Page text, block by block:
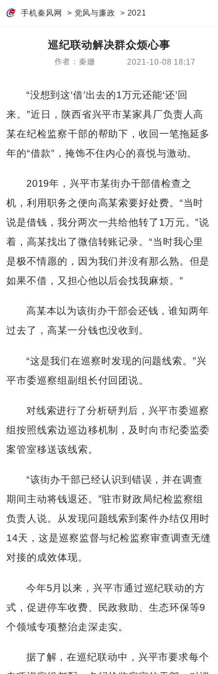
手机秦风网 > 党风与廉政 > 2021
巡纪联动解决群众烦心事
作者：秦姗 2021-10-08 18:17
“没想到这‘借’出去的1万元还能‘还’回
来。”近日，陕西省兴平市某家具厂负责人高
某在纪检监察干部的帮助下，收回一笔拖延多
年的“借款”，掩饰不住内心的喜悦与激动。
2019年，兴平市某街办干部借检查之
机，利用职务之便向高某索要好处费。“当时
说是借钱，我分两次一共给他转了1万元。”说
着，高某找出了微信转账记录。“当时我心里
是极不情愿的，因为我们并没有那么熟。但是
如果不借，又担心他以后会找我麻烦。”
高某本以为该街办干部会还钱，谁知两年
过去了，高某一分钱也没收到。
“这是我们在巡察时发现的问题线索。”兴
平市委巡察组副组长付回团说。
对线索进行了分析研判后，兴平市委巡察
组按照线索边巡边移机制，及时向市纪委监委
案管室移送该线索。
“该街办干部已经认识到错误，并在调查
期间主动将钱退还。”驻市财政局纪检监察组
负责人说。从发现问题线索到案件办结仅用时
14天，这是巡察监督与纪检监察审查调查无缝
对接的成效体现。
今年5月以来，兴平市通过巡纪联动的方
式，促进停车收费、民政救助、生态环保等9
个领域专项整治走深走实。
据了解，在巡纪联动中，兴平市要求每个